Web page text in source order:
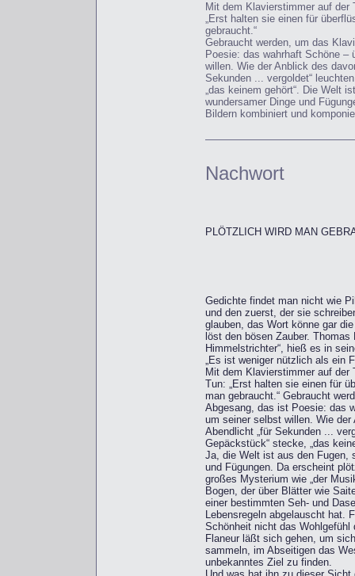
Mit dem Klavierstimmer auf
„Erst halten sie einen für
gebraucht.“
Gebraucht werden, um das
Poesie: das wahrhaft Schöne
willen. Wie der Anblick des
Sekunden ... vergoldet“
„das keinem gehört“. Die Welt
wundersamer Dinge und
Bildern kombiniert und
Nachwort
PLÖTZLICH WIRD MAN
Gedichte findet man nicht wie
und den zuerst, der sie
glauben, das Wort könne gar
löst den bösen Zauber.
Himmelstrichter“, hieß es in
„Es ist weniger nützlich als ein
Mit dem Klavierstimmer auf der
Tun: „Erst halten sie einen für
man gebraucht.“ Gebraucht
Abgesang, das ist Poesie: das
um seiner selbst willen. Wie
Abendlicht „für Sekunden ...
Gepäckstück“ stecke, „das
Ja, die Welt ist aus den Fugen,
und Fügungen. Da erscheint
großes Mysterium wie „der
Bogen, der über Blätter wie
einer bestimmten Seh- und
Lebensregeln abgelauscht hat.
Schönheit nicht das Wohlgefühl
Flaneur läßt sich gehen, um
sammeln, im Abseitigen das
unbekanntes Ziel zu finden.